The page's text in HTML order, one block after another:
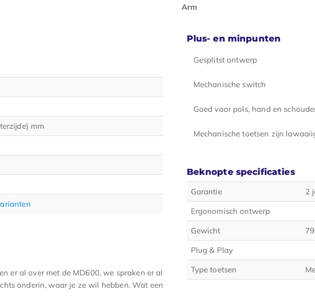
mm
er al over met de MD600, we spraken er al
onderin, waar je ze wil hebben. Wat een
Arm
Plus- en minpunten
Gesplitst ontwerp
Mechanische switch
Goed voor pols, hand en
Mechanische toetsen zijn
Beknopte specificaties
Garantie
2
Ergonomisch ontwerp
Gewicht
Plug & Play
Type toetsen